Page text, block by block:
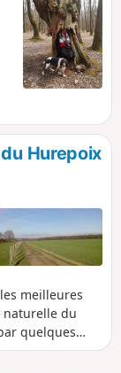
Hurepoix
meilleures
naturelle du
quelques
donjon,